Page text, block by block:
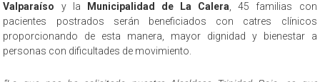
Valparaíso y la Municipalidad de La Calera, 45 familias con
pacientes postrados serán beneficiados con catres clínicos
proporcionando de esta manera, mayor dignidad y bienestar a
personas con dificultades de movimiento.